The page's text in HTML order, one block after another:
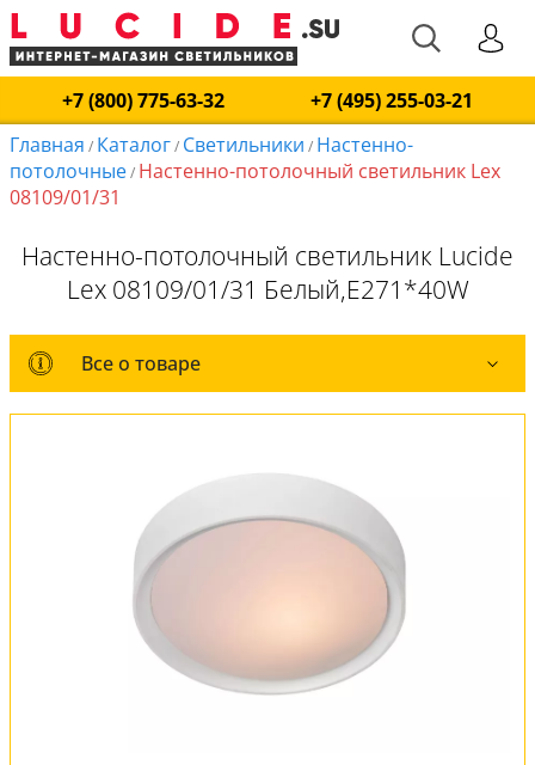
+7 (800) 775-63-32
+7 (495) 255-03-21
Главная / Каталог/ Светильники / Настенно-
потолочные/ Настенно-потолочный светильник Lex
08109/01/31
Настенно-потолочный светильник Lucide
Lex 08109/01/31 Белый,E271*40W
Все о товаре
Все о товаре
Вся коллекция
Обмен и возврат